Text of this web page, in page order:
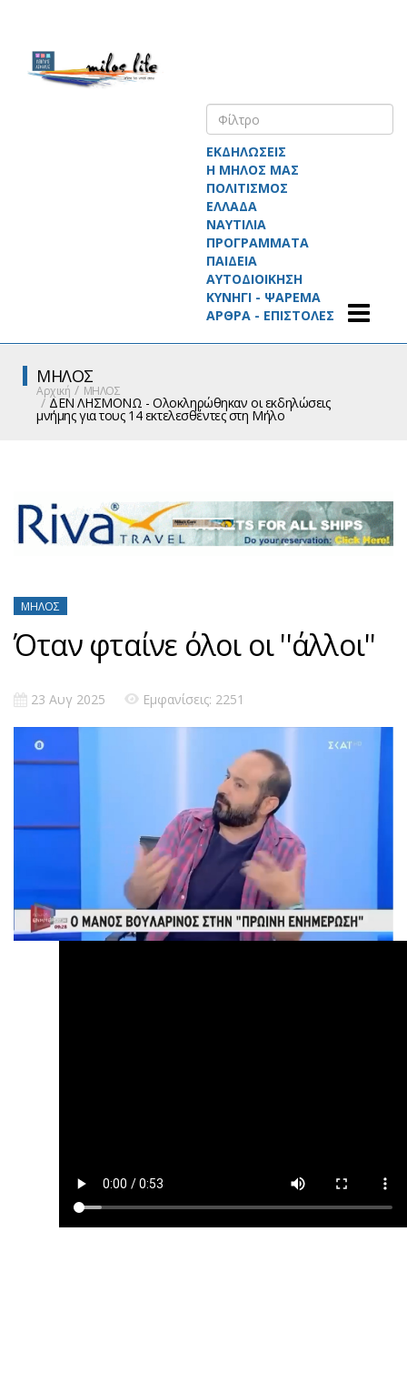
ΕΚΔΗΛΩΣΕΙΣ
Η ΜΗΛΟΣ ΜΑΣ
ΠΟΛΙΤΙΣΜΟΣ
ΕΛΛΑΔΑ
ΝΑΥΤΙΛΙΑ
ΠΡΟΓΡΑΜΜΑΤΑ
ΠΑΙΔΕΙΑ
ΑΥΤΟΔΙΟΙΚΗΣΗ
ΚΥΝΗΓΙ - ΨΑΡΕΜΑ
ΑΡΘΡΑ - ΕΠΙΣΤΟΛΕΣ
ΜΗΛΟΣ
Αρχική ΜΗΛΟΣ
ΔΕΝ ΛΗΣΜΟΝΩ - Ολοκληρώθηκαν οι εκδηλώσεις
μνήμης για τους 14 εκτελεσθέντες στη Μήλο
ΜΉΛΟΣ
Όταν φταίνε όλοι οι ''άλλοι''
23 Αυγ 2025 Εμφανίσεις: 2251